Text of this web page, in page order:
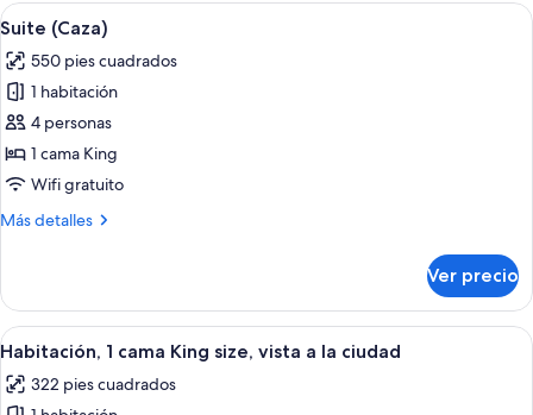
Abrir
todas
las
fotos
de
Suite
(Caza)
Una sala de estar moderna con un
8
Suite (Caza)
550 pies cuadrados
1 habitación
4 personas
1 cama King
Wifi gratuito
Más detalles
Más
(Caza)
Ver precio
Abrir
todas
las
Habitación de hotel con una cama
8
Habitación, 1 cama King size, vista a la ciudad
322 pies cuadrados